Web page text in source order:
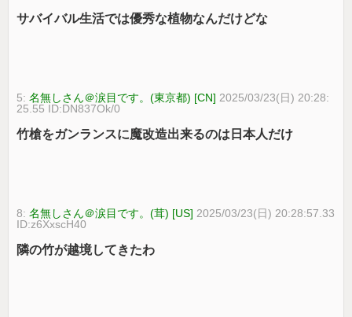
サバイバル生活では優秀な植物なんだけどな
5:名無しさん＠涙目です。(東京都) [CN] 2025/03/23(日) 20:28:
25.55 ID:DN837Ok/0
竹槍をガンランスに魔改造出来るのは日本人だけ
8:名無しさん＠涙目です。(茸) [US] 2025/03/23(日) 20:28:57.33
ID:z6XxscH40
隣の竹が越境してきたわ